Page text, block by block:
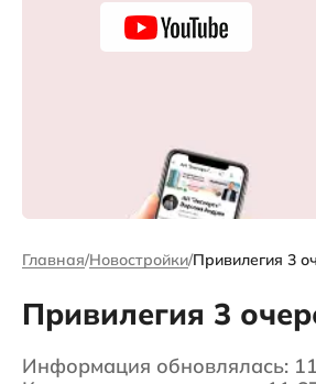
Главная Новостройки Привилегия 3
Привилегия 3
Информация обновлялась: